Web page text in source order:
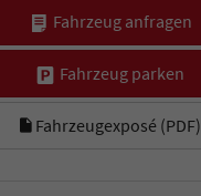
Fahrzeug anfragen
Fahrzeug parken
Fahrzeugexposé (PDF)